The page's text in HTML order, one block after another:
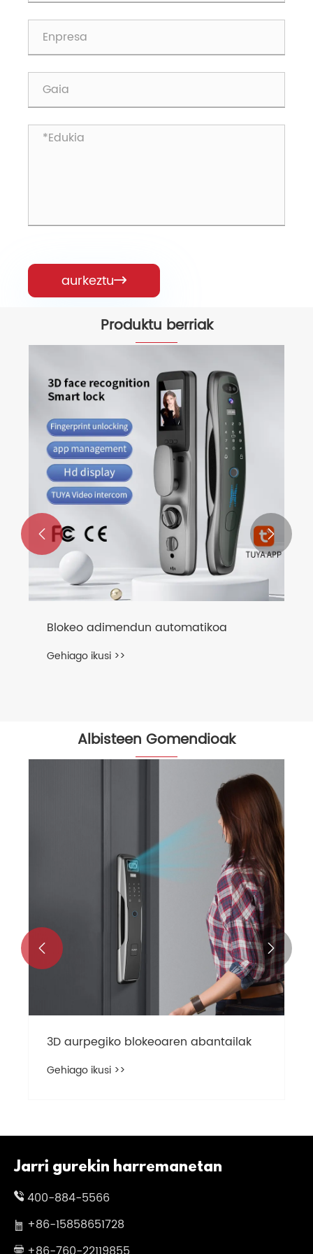
aurkeztu
Produktu berriak
Blokeo adimendun automatikoa
Gehiago ikusi >>
 
Albisteen Gomendioak
3D aurpegiko blokeoaren abantailak
Gehiago ikusi >>
 
Jarri gurekin harremanetan
400-884-5566
+86-15858651728